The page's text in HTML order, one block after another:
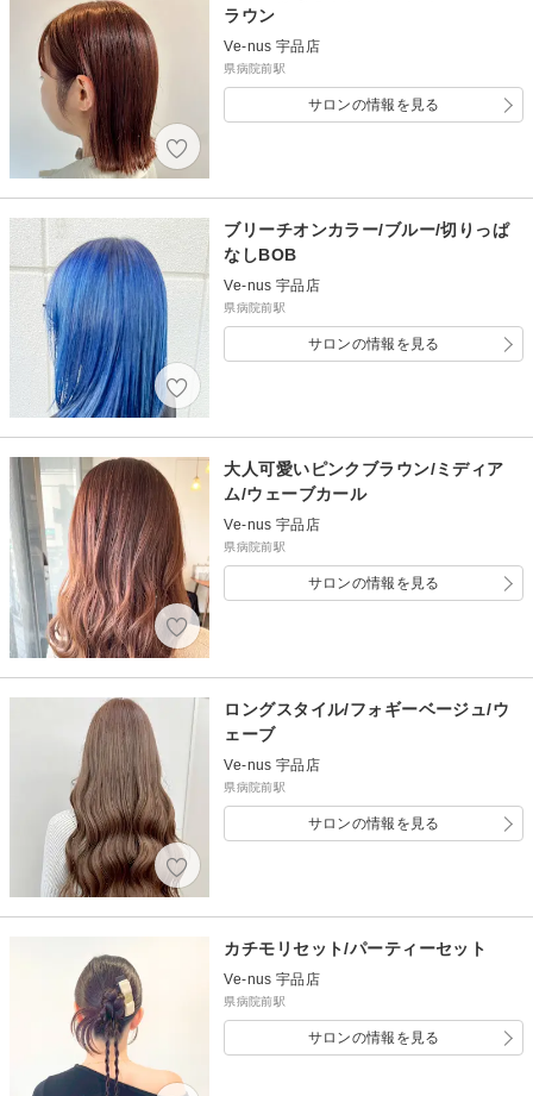
ラウン
Ve-nus 宇品店
県病院前駅
サロンの情報を見る
ブリーチオンカラー/ブルー/切りっぱ
なしBOB
Ve-nus 宇品店
県病院前駅
サロンの情報を見る
大人可愛いピンクブラウン/ミディア
ム/ウェーブカール
Ve-nus 宇品店
県病院前駅
サロンの情報を見る
ロングスタイル/フォギーベージュ/ウ
ェーブ
Ve-nus 宇品店
県病院前駅
サロンの情報を見る
カチモリセット/パーティーセット
Ve-nus 宇品店
県病院前駅
サロンの情報を見る